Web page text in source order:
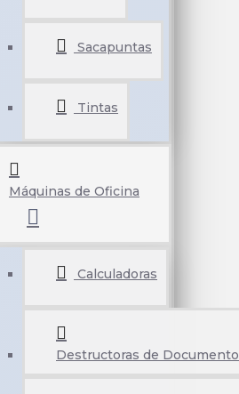
Sacapuntas
Tintas
Máquinas de Oficina
Calculadoras
Destructoras de